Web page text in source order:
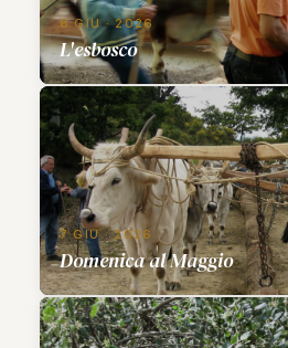
6 GIU · 2026
L'esbosco
7 GIU · 2026
Domenica al Maggio